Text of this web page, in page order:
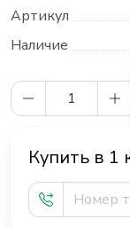
Артикул
Наличие
Купить в 1